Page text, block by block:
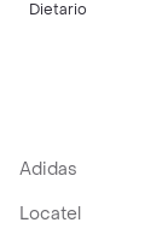
Dietario
Adidas
Locatel